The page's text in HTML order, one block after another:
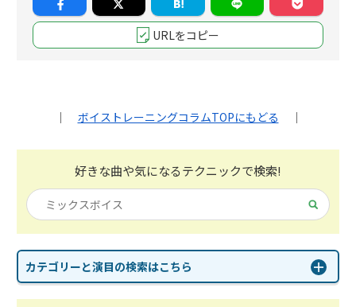
URLをコピー
｜ ボイストレーニングコラムTOPにもどる ｜
好きな曲や気になるテクニックで検索!
カテゴリーと演目の検索はこちら